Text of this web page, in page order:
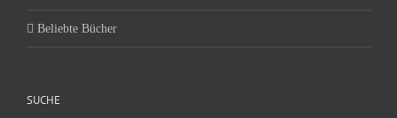
Beliebte Bücher
SUCHE